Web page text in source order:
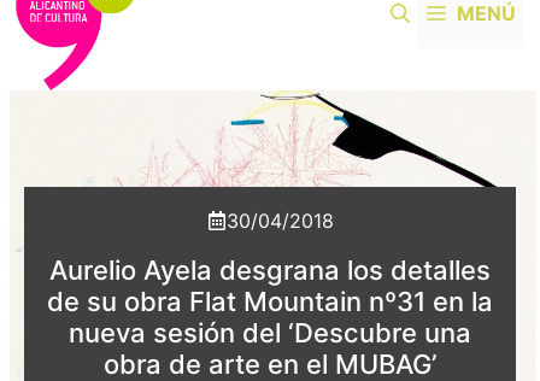
MENÚ
30/04/2018
Aurelio Ayela desgrana los detalles
de su obra Flat Mountain nº31 en la
nueva sesión del ‘Descubre una
obra de arte en el MUBAG’